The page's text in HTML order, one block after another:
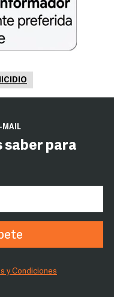
MAIL
saber para
y Condiciones